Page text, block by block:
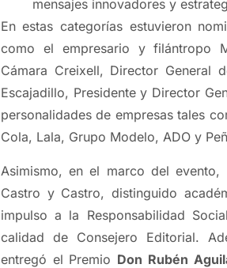
mensajes innovadores y
En estas categorías estuvieron
como el empresario y filántropo
Cámara Creixell, Director General
Escajadillo, Presidente y Director
personalidades de empresas tales
Cola, Lala, Grupo Modelo, ADO y
Asimismo, en el marco del
Castro y Castro, distinguido
impulso a la Responsabilidad
calidad de Consejero Editorial.
entregó el Premio Don Rubén